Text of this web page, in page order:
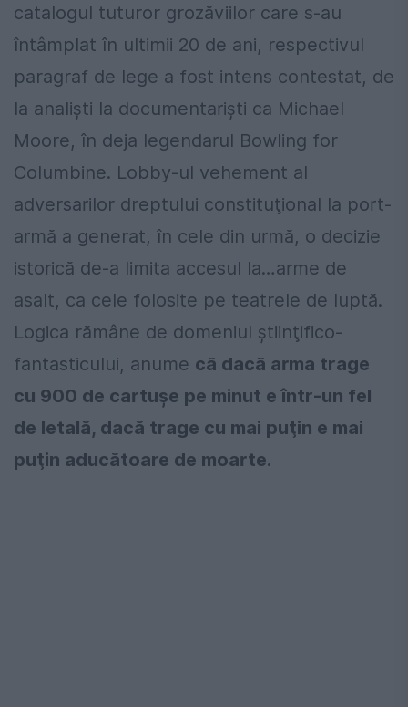
catalogul tuturor grozăviilor care s-au
întâmplat în ultimii 20 de ani, respectivul
paragraf de lege a fost intens contestat, de
la analişti la documentarişti ca Michael
Moore, în deja legendarul Bowling for
Columbine. Lobby-ul vehement al
adversarilor dreptului constituţional la port-
armă a generat, în cele din urmă, o decizie
istorică de-a limita accesul la…arme de
asalt, ca cele folosite pe teatrele de luptă.
Logica rămâne de domeniul ştiinţifico-
fantasticului, anume că dacă arma trage
cu 900 de cartuşe pe minut e într-un fel
de letală, dacă trage cu mai puţin e mai
puţin aducătoare de moarte.